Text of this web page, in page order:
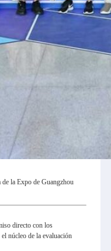
la Expo de Guangzhou
directo con los
núcleo de la evaluación